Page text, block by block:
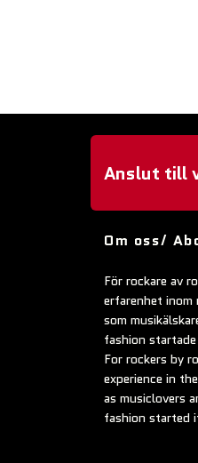
Anslut till
Om oss/
För rockare av
erfarenhet inom
som
fashion
For rockers by
experience in
as musiclovers
fashion started